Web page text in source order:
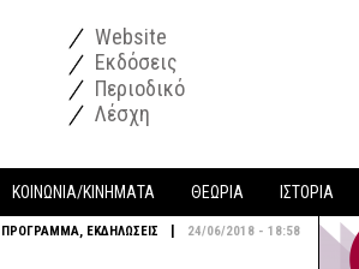
Website
Εκδόσεις
Περιοδικό
Λέσχη
ΚΟΙΝΩΝΙΑ/ΚΙΝΗΜΑΤΑ ΘΕΩΡΙΑ ΙΣΤΟΡΙΑ
ΠΡΟΓΡΑΜΜΑ, ΕΚΔΗΛΩΣΕΙΣ 24/06/2018 - 18:58